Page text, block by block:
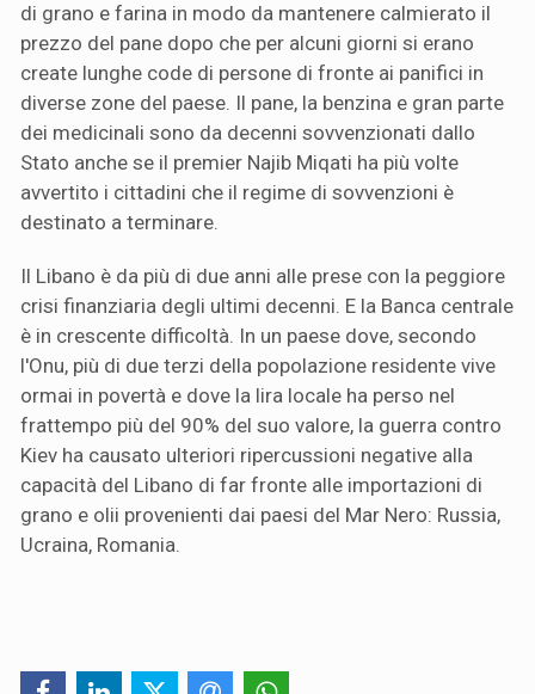
di grano e farina in modo da mantenere calmierato il
prezzo del pane dopo che per alcuni giorni si erano
create lunghe code di persone di fronte ai panifici in
diverse zone del paese. Il pane, la benzina e gran parte
dei medicinali sono da decenni sovvenzionati dallo
Stato anche se il premier Najib Miqati ha più volte
avvertito i cittadini che il regime di sovvenzioni è
destinato a terminare.
Il Libano è da più di due anni alle prese con la peggiore
crisi finanziaria degli ultimi decenni. E la Banca centrale
è in crescente difficoltà. In un paese dove, secondo
l'Onu, più di due terzi della popolazione residente vive
ormai in povertà e dove la lira locale ha perso nel
frattempo più del 90% del suo valore, la guerra contro
Kiev ha causato ulteriori ripercussioni negative alla
capacità del Libano di far fronte alle importazioni di
grano e olii provenienti dai paesi del Mar Nero: Russia,
Ucraina, Romania.